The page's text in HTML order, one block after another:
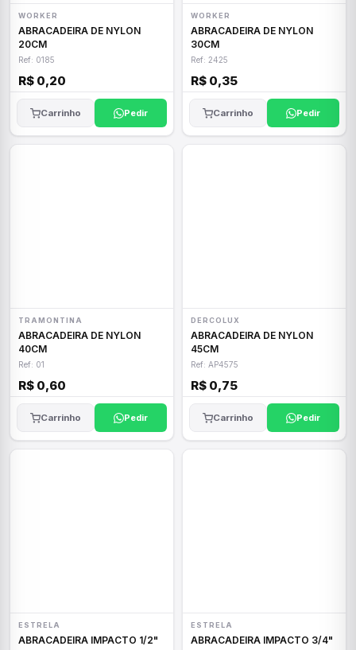
WORKER
ABRACADEIRA DE NYLON
20CM
Ref: 0185
R$ 0,20
Carrinho Pedir
WORKER
ABRACADEIRA DE NYLON
30CM
Ref: 2425
R$ 0,35
Carrinho Pedir
TRAMONTINA
ABRACADEIRA DE NYLON
40CM
Ref: 01
R$ 0,60
Carrinho Pedir
DERCOLUX
ABRACADEIRA DE NYLON
45CM
Ref: AP4575
R$ 0,75
Carrinho Pedir
ESTRELA
ABRACADEIRA IMPACTO 1/2"
ESTRELA
ABRACADEIRA IMPACTO 3/4"